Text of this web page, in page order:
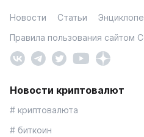
Новости Статьи
Правила пользования сайтом
Новости криптовалют
# криптовалюта
# биткоин